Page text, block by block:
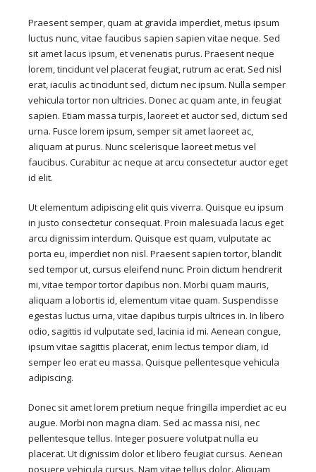
Praesent semper, quam at gravida imperdiet, metus ipsum
luctus nunc, vitae faucibus sapien sapien vitae neque. Sed
sit amet lacus ipsum, et venenatis purus. Praesent neque
lorem, tincidunt vel placerat feugiat, rutrum ac erat. Sed nisl
erat, iaculis ac tincidunt sed, dictum nec ipsum. Nulla semper
vehicula tortor non ultricies. Donec ac quam ante, in feugiat
sapien. Etiam massa turpis, laoreet et auctor sed, dictum sed
urna. Fusce lorem ipsum, semper sit amet laoreet ac,
aliquam at purus. Nunc scelerisque laoreet metus vel
faucibus. Curabitur ac neque at arcu consectetur auctor eget
id elit.
Ut elementum adipiscing elit quis viverra. Quisque eu ipsum
in justo consectetur consequat. Proin malesuada lacus eget
arcu dignissim interdum. Quisque est quam, vulputate ac
porta eu, imperdiet non nisl. Praesent sapien tortor, blandit
sed tempor ut, cursus eleifend nunc. Proin dictum hendrerit
mi, vitae tempor tortor dapibus non. Morbi quam mauris,
aliquam a lobortis id, elementum vitae quam. Suspendisse
egestas luctus urna, vitae dapibus turpis ultrices in. In libero
odio, sagittis id vulputate sed, lacinia id mi. Aenean congue,
ipsum vitae sagittis placerat, enim lectus tempor diam, id
semper leo erat eu massa. Quisque pellentesque vehicula
adipiscing.
Donec sit amet lorem pretium neque fringilla imperdiet ac eu
augue. Morbi non magna diam. Sed ac massa nisi, nec
pellentesque tellus. Integer posuere volutpat nulla eu
placerat. Ut dignissim dolor et libero feugiat cursus. Aenean
posuere vehicula cursus. Nam vitae tellus dolor. Aliquam